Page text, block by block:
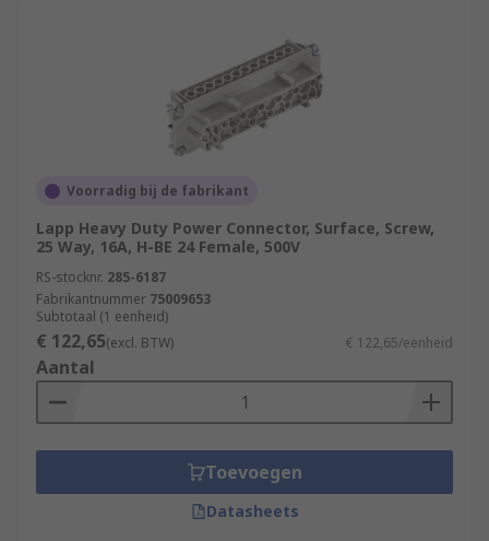
Voorradig bij de fabrikant
Lapp Heavy Duty Power Connector, Surface, Screw,
25 Way, 16A, H-BE 24 Female, 500V
RS-stocknr. 285-6187
Fabrikantnummer 75009653
Subtotaal (1 eenheid)
€ 122,65(excl. BTW) € 122,65/eenheid
Aantal
Toevoegen
Datasheets